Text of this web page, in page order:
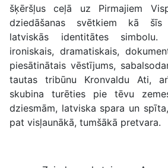
šķēršļus ceļā uz Pirmajiem
dziedāšanas svētkiem kā šīs
latviskās identitātes simbolu.
ironiskais, dramatiskais,
piesātinātais vēstījums,
tautas tribūnu Kronvaldu Ati,
skubina turēties pie tēvu
dziesmām, latviska spara un
pat visļaunākā, tumšākā pretvara.